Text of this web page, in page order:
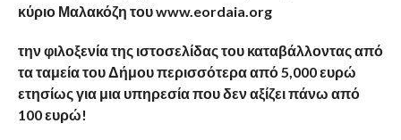
κύριο Μαλακόζη του www.eordaia.org
την φιλοξενία της ιστοσελίδας του καταβάλλοντας από
τα ταμεία του Δήμου περισσότερα από 5,000 ευρώ
ετησίως για μια υπηρεσία που δεν αξίζει πάνω από
100 ευρώ!